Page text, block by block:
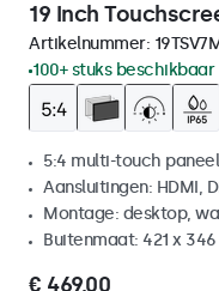
19 Inch
Artikelnummer:
100+ stuks beschikbaar
5:4 multi-touch paneel
Aansluitingen: HDMI,
Montage: desktop,
Buitenmaat: 421 x
€ 469,00